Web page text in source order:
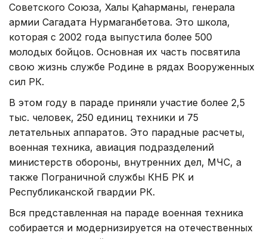
Советского Союза, Халық Қаһарманы, генерала
армии Сагадата Нурмаганбетова. Это школа,
которая с 2002 года выпустила более 500
молодых бойцов. Основная их часть посвятила
свою жизнь службе Родине в рядах Вооруженных
сил РК.
В этом году в параде приняли участие более 2,5
тыс. человек, 250 единиц техники и 75
летательных аппаратов. Это парадные расчеты,
военная техника, авиация подразделений
министерств обороны, внутренних дел, МЧС, а
также Пограничной службы КНБ РК и
Республиканской гвардии РК.
Вся представленная на параде военная техника
собирается и модернизируется на отечественных